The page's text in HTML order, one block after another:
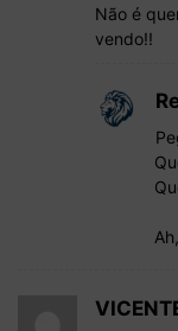
Não é
vendo!!